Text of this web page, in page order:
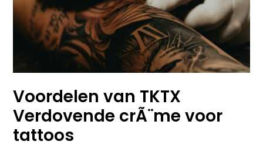
Voordelen van TKTX
Verdovende crÃ¨me voor
tattoos